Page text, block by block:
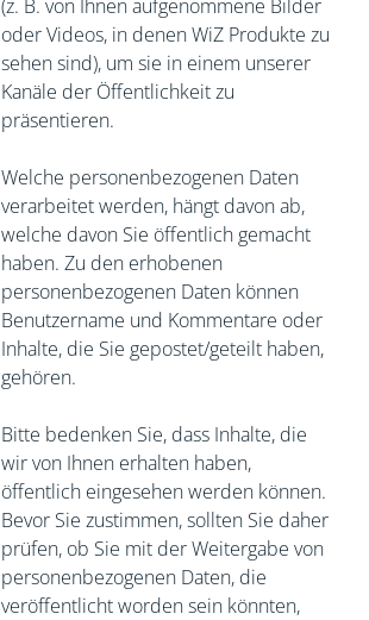
(z. B. von Ihnen aufgenommene Bilder
oder Videos, in denen WiZ Produkte zu
sehen sind), um sie in einem unserer
Kanäle der Öffentlichkeit zu
präsentieren.
Welche personenbezogenen Daten
verarbeitet werden, hängt davon ab,
welche davon Sie öffentlich gemacht
haben. Zu den erhobenen
personenbezogenen Daten können
Benutzername und Kommentare oder
Inhalte, die Sie gepostet/geteilt haben,
gehören.
Bitte bedenken Sie, dass Inhalte, die
wir von Ihnen erhalten haben,
öffentlich eingesehen werden können.
Bevor Sie zustimmen, sollten Sie daher
prüfen, ob Sie mit der Weitergabe von
personenbezogenen Daten, die
veröffentlicht worden sein könnten,